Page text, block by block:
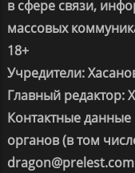
в сфере связи,
массовых
18+
Учредители:
Главный редактор:
Контактные данные
органов (в том